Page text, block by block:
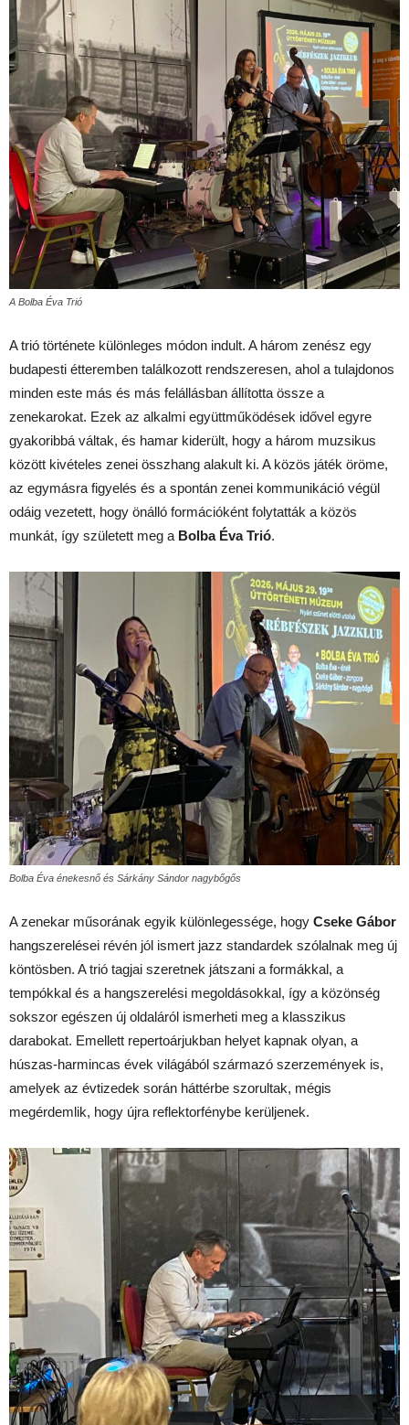
A Bolba Éva Trió
A trió története különleges módon indult. A három zenész egy
budapesti étteremben találkozott rendszeresen, ahol a tulajdonos
minden este más és más felállásban állította össze a
zenekarokat. Ezek az alkalmi együttműködések idővel egyre
gyakoribbá váltak, és hamar kiderült, hogy a három muzsikus
között kivételes zenei összhang alakult ki. A közös játék öröme,
az egymásra figyelés és a spontán zenei kommunikáció végül
odáig vezetett, hogy önálló formációként folytatták a közös
munkát, így született meg a Bolba Éva Trió.
Bolba Éva énekesnő és Sárkány Sándor nagybőgős
A zenekar műsorának egyik különlegessége, hogy Cseke Gábor
hangszerelései révén jól ismert jazz standardek szólalnak meg új
köntösben. A trió tagjai szeretnek játszani a formákkal, a
tempókkal és a hangszerelési megoldásokkal, így a közönség
sokszor egészen új oldaláról ismerheti meg a klasszikus
darabokat. Emellett repertoárjukban helyet kapnak olyan, a
húszas-harmincas évek világából származó szerzemények is,
amelyek az évtizedek során háttérbe szorultak, mégis
megérdemlik, hogy újra reflektorfénybe kerüljenek.